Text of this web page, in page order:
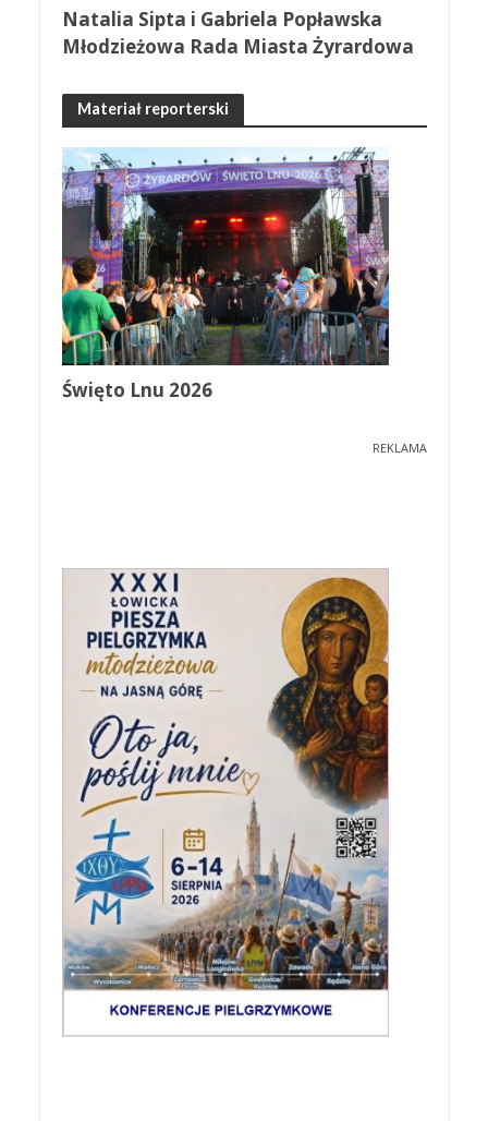
Natalia Sipta i Gabriela Popławska
Młodzieżowa Rada Miasta Żyrardowa
Materiał reporterski
Święto Lnu 2026
REKLAMA